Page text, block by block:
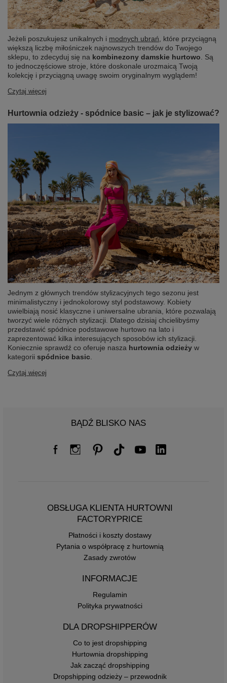
Jeżeli poszukujesz unikalnych i modnych ubrań, które przyciągną
większą liczbę miłośniczek najnowszych trendów do Twojego
sklepu, to zdecyduj się na kombinezony damskie hurtowo. Są
to jednoczęściowe stroje, które doskonale urozmaicą Twoją
kolekcję i przyciągną uwagę swoim oryginalnym wyglądem!
Czytaj więcej
Hurtownia odzieży - spódnice basic – jak je stylizować?
Jednym z głównych trendów stylizacyjnych tego sezonu jest
minimalistyczny i jednokolorowy styl podstawowy. Kobiety
uwielbiają nosić klasyczne i uniwersalne ubrania, które pozwalają
tworzyć wiele różnych stylizacji. Dlatego dzisiaj chcielibyśmy
przedstawić spódnice podstawowe hurtowo na lato i
zaprezentować kilka interesujących sposobów ich stylizacji.
Koniecznie sprawdź co oferuje nasza hurtownia odzieży w
kategorii spódnice basic
Czytaj więcej
BĄDŹ BLISKO NAS
OBSŁUGA KLIENTA HURTOWNI
FACTORYPRICE
Płatności i koszty dostawy
Pytania o współpracę z hurtownią
Zasady zwrotów
INFORMACJE
Regulamin
Polityka prywatności
DLA DROPSHIPPERÓW
Co to jest dropshipping
Hurtownia dropshipping
Jak zacząć dropshipping
Dropshipping odzieży – przewodnik